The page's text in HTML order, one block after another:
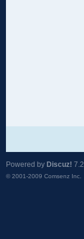
Powered by Discuz! 7.2
© 2001-2009 Comsenz Inc.